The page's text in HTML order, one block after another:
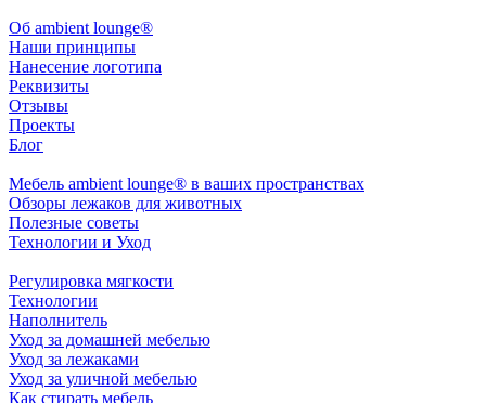
Oб ambient lounge®
Наши принципы
Нанесение логотипа
Реквизиты
Отзывы
Проекты
Блог
Мебель ambient lounge® в ваших пространствах
Обзоры лежаков для животных
Полезные советы
Технологии и Уход
Регулировка мягкости
Технологии
Наполнитель
Уход за домашней мебелью
Уход за лежаками
Уход за уличной мебелью
Как стирать мебель